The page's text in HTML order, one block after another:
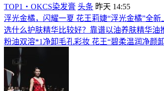
TOP1・OKCS染发膏 头条 昨天 14:55
浮光金橘，闪耀一夏 花王莉婕“浮光金橘”全
选什么护肤精华比较好？靠谱以油养肤精华油
粉油双溶*1净卸毛孔彩妆 花王“碧柔温润净颜